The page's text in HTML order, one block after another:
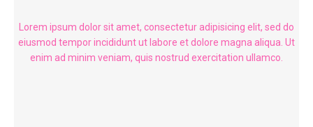
Lorem ipsum dolor sit amet, consectetur adipisicing elit, sed do
eiusmod tempor incididunt ut labore et dolore magna aliqua. Ut
enim ad minim veniam, quis nostrud exercitation ullamco.